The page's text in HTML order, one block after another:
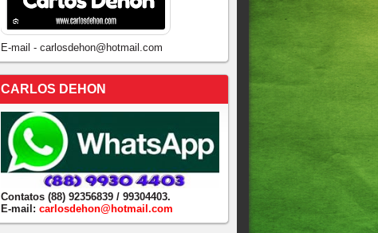
E-mail - carlosdehon@hotmail.com
CARLOS DEHON
Contatos (88) 92356839 / 99304403.
E-mail: carlosdehon@hotmail.com